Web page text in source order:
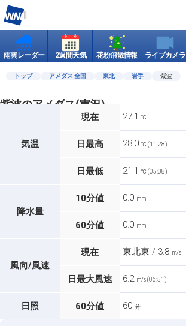
雨雲レーダー 2週間天気 花粉飛散情報 ライブカメラ
トップ アメダス 全国 東北 岩手 紫波
紫波のアメダス(実況)
気温
現在 27.1 ℃
日最高 28.0 ℃ (11:28)
日最低 21.1 ℃ (05:08)
降水量
10分値 0.0 mm
60分値 0.0 mm
風向/風速
現在 東北東 / 3.8 m/s
日最大風速 6.2 m/s (06:51)
日照 60分値 60 分